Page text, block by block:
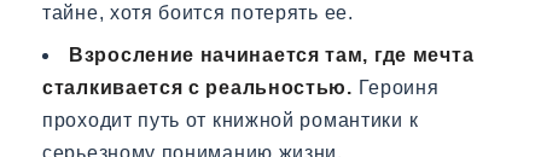
тайне, хотя боится потерять ее.
Взросление начинается там, где мечта
сталкивается с реальностью. Героиня
проходит путь от книжной романтики к
серьезному пониманию жизни.